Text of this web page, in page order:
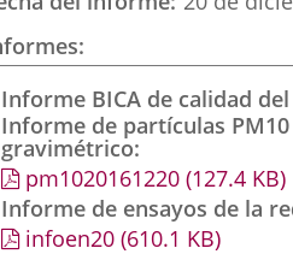
Informe BICA de calidad
Informe de partículas
gravimétrico
pm1020161220 (127.4 KB)
Informe de ensayos de la
infoen20 (610.1 KB)